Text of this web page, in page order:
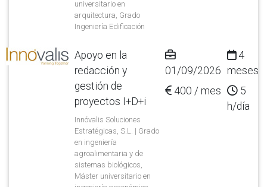
universitario en
arquitectura, Grado
Ingeniería Edificación
Apoyo en la
redacción y
gestión de
proyectos I+D+i
Innóvalis Soluciones
Estratégicas, S.L. | Grado
en ingeniería
agroalimentaria y de
sistemas biológicos,
Máster universitario en
01/09/2026
400 / mes
4
meses
5
h/día